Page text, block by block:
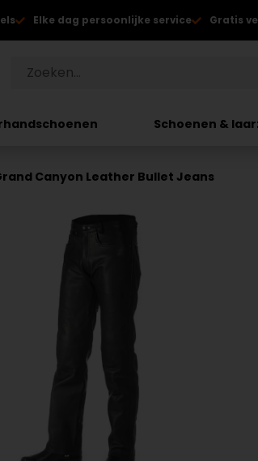
Elke dag persoonlijke service Gratis
Schoenen &
Canyon Leather Bullet Jeans